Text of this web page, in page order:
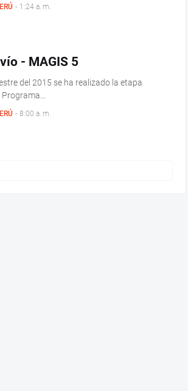
- 1:24 a. m.
- MAGIS 5
del 2015 se ha realizado la etapa
- 8:00 a. m.